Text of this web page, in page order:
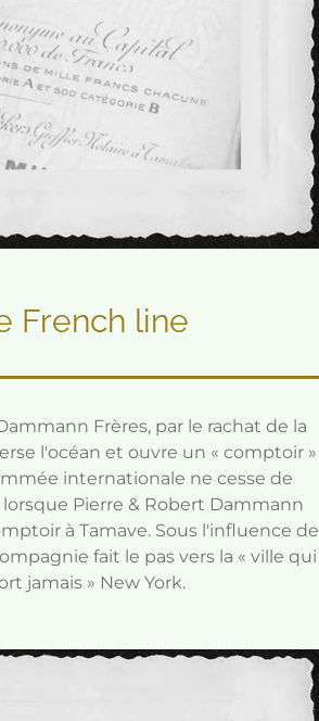
French line
Frères, par le rachat de la
l'océan et ouvre un « comptoir »
internationale ne cesse de
lorsque Pierre & Robert Dammann
à Tamave. Sous l'influence de
fait le pas vers la « ville qui
jamais » New York.